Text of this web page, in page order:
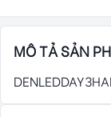
MÔ TẢ SẢN